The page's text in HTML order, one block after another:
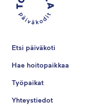
Etsi päiväkoti
Hae hoitopaikkaa
Työpaikat
Yhteystiedot